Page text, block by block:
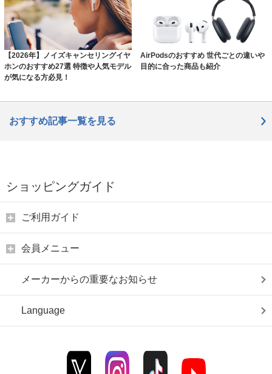
【2026年】ノイズキャンセリングイヤ
ホンのおすすめ27選 特徴や人気モデル
が気になる方必見！
AirPodsのおすすめ 世代ごとの違いや
目的に合った商品も紹介
おすすめ記事一覧を見る
ショッピングガイド
ご利用ガイド
会員メニュー
メーカーからの重要なお知らせ
Language